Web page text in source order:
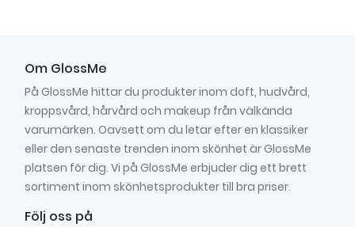
Om GlossMe
På GlossMe hittar du produkter inom doft, hudvård,
kroppsvård, hårvård och makeup från välkända
varumärken. Oavsett om du letar efter en klassiker
eller den senaste trenden inom skönhet är GlossMe
platsen för dig. Vi på GlossMe erbjuder dig ett brett
sortiment inom skönhetsprodukter till bra priser.
Följ oss på